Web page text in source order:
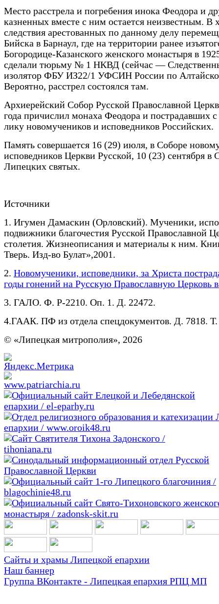
Место расстрела и погребения инока Феодора и
казненных вместе с ним остается неизвестным. В
следствия арестованных по данному делу
Бийска в Барнаул, где на территории ранее
Богородице-Казанского женского монастыря в
сделали тюрьму № 1 НКВД (сейчас —
изолятор ФБУ ИЗ22/1 УФСИН России по
Вероятно, расстрел состоялся там.
Архиерейский Собор Русской Православной
года причислил монаха Феодора и пострадавших
лику новомучеников и исповедников Российских.
Память совершается 16 (29) июля, в Соборе
исповедников Церкви Русской, 10 (23) сентября в
Липецких святых.
Источники
1. Игумен Дамаскин (Орловский). Мученики,
подвижники благочестия Русской Православной
столетия. Жизнеописания и материалы к ним.
Тверь. Изд-во Булат»,2001.
2. Новомученики, исповедники, за Христа
годы гонений на Русскую Православную Церковь
3. ГАЛО. Ф. Р-2210. Оп. 1. Д. 22472.
4.ГААК. ПФ из отдела спецдокументов. Д. 7818. Т.
© «Липецкая митрополия», 2026
Сайты и храмы Липецкой епархии
Наш баннер
Группа ВКонтакте - Липецкая епархия РПЦ МП